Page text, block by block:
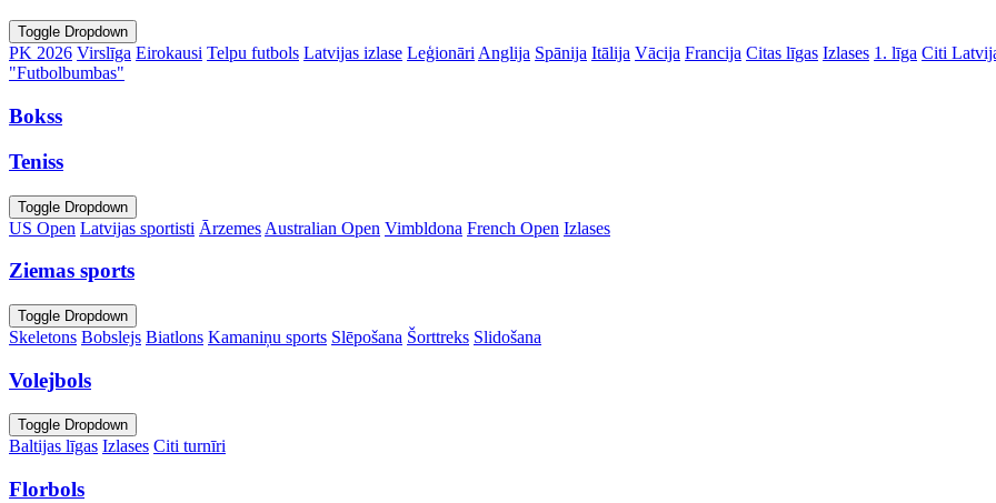
Toggle Dropdown
PK 2026 Virslīga Eirokausi Telpu futbols Latvijas izlase Leģionāri Anglija Spānija Itālija Vācija Francija Citas līgas Izlases 1. līga Citi
"Futbolbumbas"
Bokss
Teniss
Toggle Dropdown
US Open Latvijas sportisti Ārzemes Australian Open Vimbldona French Open Izlases
Ziemas sports
Toggle Dropdown
Skeletons Bobslejs Biatlons Kamaniņu sports Slēpošana Šorttreks Slidošana
Volejbols
Toggle Dropdown
Baltijas līgas Izlases Citi turnīri
Florbols